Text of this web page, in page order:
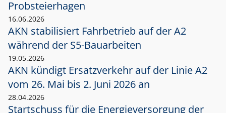
Probsteierhagen
16.06.2026
AKN stabilisiert Fahrbetrieb auf der A2
während der S5-Bauarbeiten
19.05.2026
AKN kündigt Ersatzverkehr auf der Linie A2
vom 26. Mai bis 2. Juni 2026 an
28.04.2026
Startschuss für die Energieversorgung der